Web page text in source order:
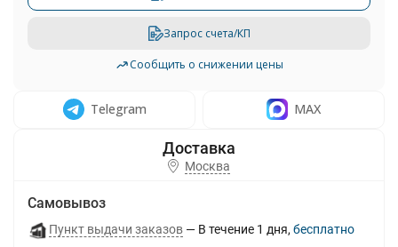
Запрос счета/КП
Сообщить о снижении цены
Telegram MAX
Москва
Самовывоз
Пункт выдачи заказов В течение 1 дня Бесплатно